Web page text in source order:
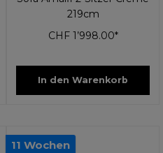
219cm
CHF 1’998.00*
In den Warenkorb
11 Wochen